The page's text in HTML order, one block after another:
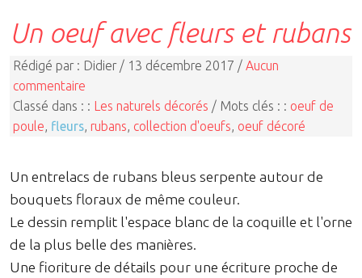
Un oeuf avec fleurs et rubans
Rédigé par : Didier / 13 décembre 2017 / Aucun
commentaire
Classé dans : :
Les naturels décorés / Mots clés : : oeuf de
poule, fleurs, rubans, collection d'oeufs, oeuf décoré
Un entrelacs de rubans bleus serpente autour de
bouquets floraux de même couleur.
Le dessin remplit l'espace blanc de la coquille et l'orne
de la plus belle des manières.
Une fioriture de détails pour une écriture proche de